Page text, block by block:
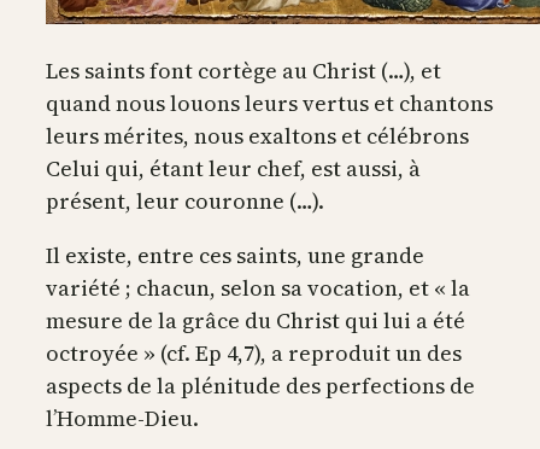
Les saints font cortège au Christ (…), et
quand nous louons leurs vertus et chantons
leurs mérites, nous exaltons et célébrons
Celui qui, étant leur chef, est aussi, à
présent, leur couronne (…).
Il existe, entre ces saints, une grande
variété ; chacun, selon sa vocation, et « la
mesure de la grâce du Christ qui lui a été
octroyée » (cf. Ep 4,7), a reproduit un des
aspects de la plénitude des perfections de
l’Homme-Dieu.